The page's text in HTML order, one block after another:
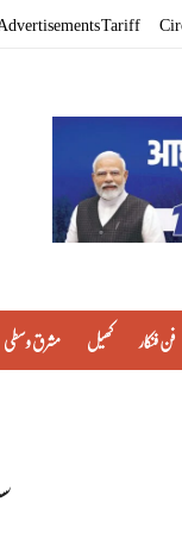
Tariff
مشرق وسطی کھیل فن فنکار